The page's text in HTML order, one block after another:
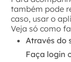
também pode
caso, usar o
Veja só como
Através do
Faça login